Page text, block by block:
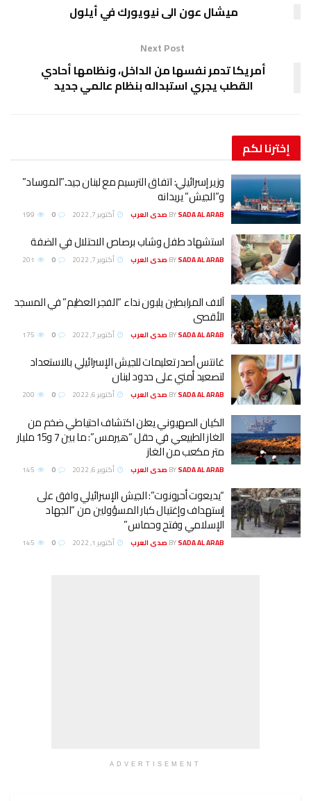
ميشال عون الى نيويورك في أيلول
Next Post
أمريكا تدمر نفسها من الداخل، ونظامها أحادي
القطب يجري استبداله بنظام عالمي جديد
إخترنالكم
وزير إسرائيلي: اتفاق الترسيم مع لبنان جيد..”الموساد”
و”الجيش” يريدانه
BYSADA AL ARAB صدى العرب أكتوبر 7, 2022
استشهاد طفل وشاب برصاص الاحتلال في الضفة
BYSADA AL ARAB صدى العرب أكتوبر 7, 2022
آلاف المرابطين يلبون نداء “الفجر العظيم” في المسجد
الأقصى
BYSADA AL ARAB صدى العرب أكتوبر 7, 2022
غانتس أصدر تعليمات للجيش الإسرائيلي بالاستعداد
لتصعيد أمني على حدود لبنان
BYSADA AL ARAB صدى العرب أكتوبر 6, 2022
الكيان الصهيوني يعلن اكتشاف احتياطي ضخم من
الغاز الطبيعي في حقل “هيرمس”: ما بين 7 و15 مليار
متر مكعب من الغاز
BYSADA AL ARAB صدى العرب أكتوبر 6, 2022
“يديعوت أحرونوت”: الجيش الإسرائيلي وافق على
إستهداف وإغتيال كبار المسؤولين من “الجهاد
الإسلامي وفتح وحماس”
BYSADA AL ARAB صدى العرب أكتوبر 1, 2022
ADVERTISEMENT